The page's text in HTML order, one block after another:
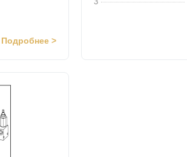
Подробнее >